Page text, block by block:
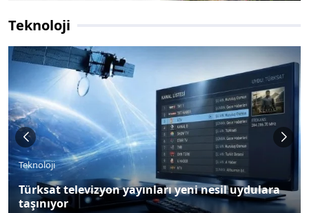
Teknoloji
Teknoloji
ABD’li araştırmacılar yapay zekayı kullanarak
yeni virüsler üretti